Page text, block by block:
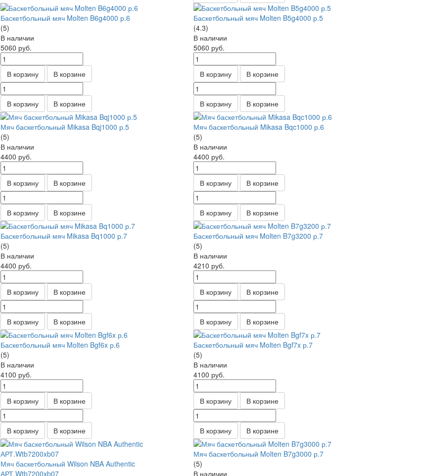
Баскетбольный мяч Molten B6g4000 р.6
(5)
В наличии
5060 руб.
В корзину В корзине
В корзину В корзине
Баскетбольный мяч Molten B5g4000 р.5
(4.3)
В наличии
5060 руб.
В корзину В корзине
В корзину В корзине
Мяч баскетбольный Mikasa Bqj1000 р.5
(5)
В наличии
4400 руб.
В корзину В корзине
В корзину В корзине
Мяч баскетбольный Mikasa Bqc1000 р.6
(5)
В наличии
4400 руб.
В корзину В корзине
В корзину В корзине
Баскетбольный мяч Mikasa Bq1000 р.7
(5)
В наличии
4400 руб.
В корзину В корзине
В корзину В корзине
Баскетбольный мяч Molten B7g3200 р.7
(5)
В наличии
4210 руб.
В корзину В корзине
В корзину
В корзине
Баскетбольный мяч Molten Bgf6x р.6
(5)
В наличии
4100 руб.
В корзину В корзине
В корзину В корзине
Баскетбольный мяч Molten Bgf7x р.7
(5)
В наличии
4100 руб.
В корзину В корзине
В корзину В корзине
Мяч баскетбольный Wilson NBA Authentic
АРТ.Wtb7200xb07
Мяч баскетбольный Molten B7g3000 р.7
(5)
В наличии